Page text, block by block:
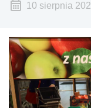
10 sierpnia